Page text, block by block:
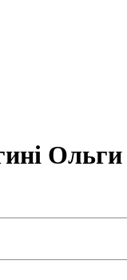
Ольги